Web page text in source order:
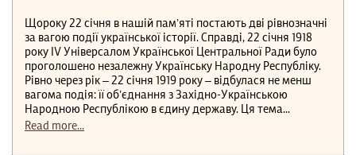
Щороку 22 січня в нашій пам’яті постають дві рівнозначні
за вагою події української історії. Справді, 22 січня 1918
року IV Універсалом Української Центральної Ради було
проголошено незалежну Українську Народну Республіку.
Рівно через рік – 22 січня 1919 року – відбулася не менш
вагома подія: її об’єднання з Західно-Українською
Народною Республікою в єдину державу. Ця тема...
Read more...